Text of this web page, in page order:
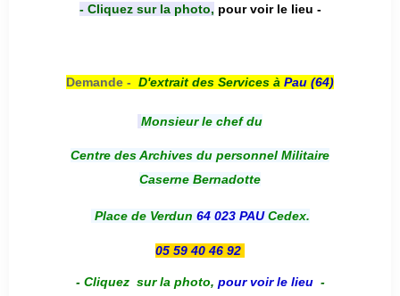
- Cliquez sur la photo, pour voir le lieu -
Demande - D'extrait des Services à Pau (64)
Monsieur le chef du
Centre des Archives du personnel Militaire
Caserne Bernadotte
Place de Verdun 64 023 PAUCedex.
05 59 40 46 92
- Cliquez sur la photo, pour voir le lieu -